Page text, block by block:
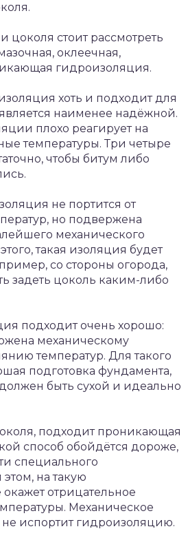
стоит рассмотреть
оклеечная,
гидроизоляция.
хоть и подходит для
наименее надёжной.
плохо реагирует на
температуры. Три четыре
чтобы битум либо
не портится от
но подвержена
механического
такая изоляция будет
со стороны огорода,
задеть цоколь каким-либо
подходит очень хорошо:
механическому
температур. Для такого
подготовка фундамента,
быть сухой и идеально
подходит проникающая
способ обойдётся дороже,
специального
на такую
отрицательное
Механическое
не испортит гидроизоляцию.